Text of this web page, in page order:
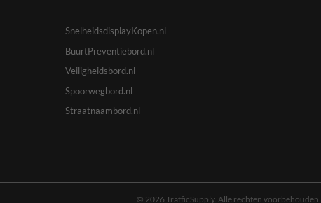
SnelheidsdisplayKopen.nl
BuurtPreventiebord.nl
Veiligheidsbord.nl
Spoorwegbord.nl
Straatnaambord.nl
© 2026 TrafficSupply. Alle rechten voorbehouden.